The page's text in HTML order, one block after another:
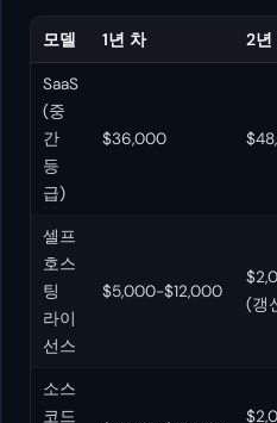
모델 1년 차 2년
SaaS
(중
간
등
급)
$36,000
셀프
호스
팅
라이
선스
$5,000-$12,000
(갱
소스
코드